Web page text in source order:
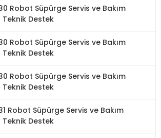
Robot Süpürge Servis ve Bakım
Teknik Destek
Robot Süpürge Servis ve Bakım
Teknik Destek
Robot Süpürge Servis ve Bakım
Teknik Destek
Robot Süpürge Servis ve Bakım
Teknik Destek